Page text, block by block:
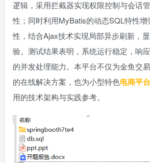
逻辑，采用拦截器实现权限控制与会话
性；同时利用MyBatis的动态SQL特性
性，结合Ajax技术实现局部异步刷新，
验。测试结果表明，系统运行稳定，响
的并发处理能力。本平台不仅为金鱼交
的在线解决方案，也为小型特色电商平台
用的技术架构与实践参考。